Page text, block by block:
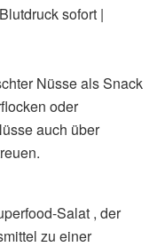
sofort |
Nüsse als Snack
oder
auch über
Salat , der
zu einer